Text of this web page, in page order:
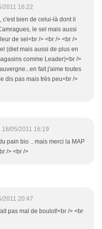
2011 16:22
c'est bien de celui-là dont il
le sel mais aussi
de sel<br /> <br /> <br />
(diet mais aussi de plus en
comme Leader)<br />
fait j'aime toutes
dis pas mais très peu<br />
18/05/2011 16:19
pain bio .. mais merci la MAP
/> <br />
2011 20:47
pas mal de boulot!<br /> <br